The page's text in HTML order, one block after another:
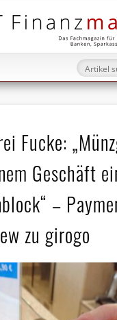
Fucke:
Geschäft
–
zu girogo